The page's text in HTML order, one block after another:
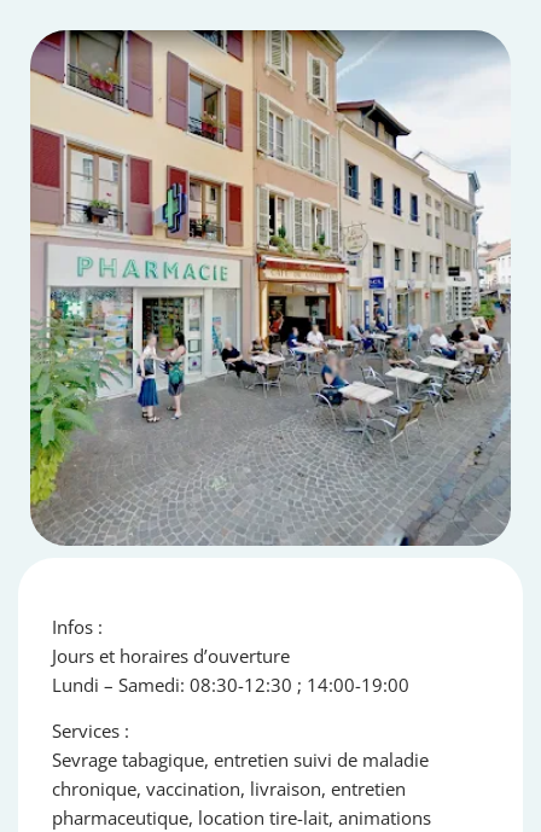
Infos :
Jours et horaires d’ouverture
Lundi – Samedi: 08:30-12:30 ; 14:00-19:00
Services :
Sevrage tabagique, entretien suivi de maladie
chronique, vaccination, livraison, entretien
pharmaceutique, location tire-lait, animations